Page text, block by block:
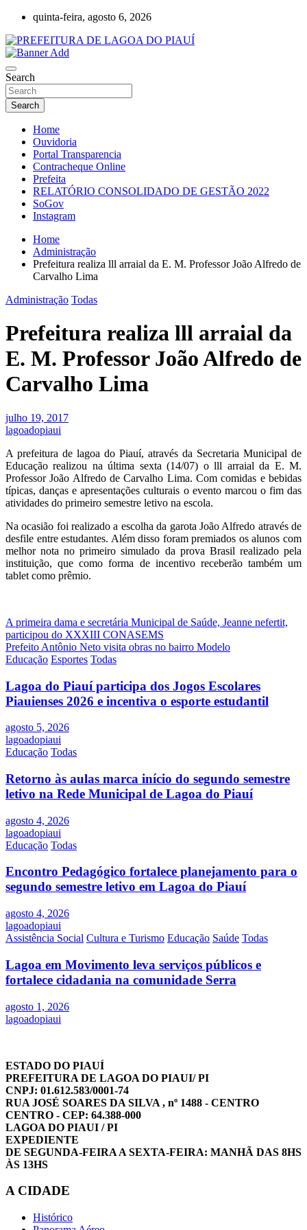
Skip
content
quinta-feira, agosto 6, 2026
PREFEITURA DE LAGOA DO PIAUÍ
Search
Search
Home
Ouvidoria
Portal Transparencia
Contracheque Online
Prefeita
RELATÓRIO CONSOLIDADO DE GESTÃO 2022
SoGov
Instagram
Home
Administração
Prefeitura realiza lll arraial da E. M. Professor João Alfredo de
Carvalho Lima
Administração Todas
Prefeitura realiza lll arraial da
E. M. Professor João Alfredo de
Carvalho Lima
julho 19, 2017
lagoadopiaui
A prefeitura de lagoa do Piauí, através da Secretaria Municipal de
Educação realizou na última sexta (14/07) o lll arraial da E. M.
Professor João Alfredo de Carvalho Lima. Com comidas e bebidas
típicas, danças e apresentações culturais o evento marcou o fim das
atividades do primeiro semestre letivo na escola.
Na ocasião foi realizado a escolha da garota João Alfredo através de
desfile entre estudantes. Além disso foram premiados os alunos com
melhor nota no primeiro simulado da prova Brasil realizado pela
instituição, que como forma de incentivo receberão também um
tablet como prêmio.
Navegação
de
Post
A primeira dama e secretária Municipal de Saúde, Jeanne nefertit,
participou do XXXIII CONASEMS
Prefeito Antônio Neto visita obras no bairro Modelo
Educação Esportes Todas
Lagoa do Piauí participa dos Jogos Escolares
Piauienses 2026 e incentiva o esporte estudantil
agosto 5, 2026
lagoadopiaui
Educação Todas
Retorno às aulas marca início do segundo semestre
letivo na Rede Municipal de Lagoa do Piauí
agosto 4, 2026
lagoadopiaui
Educação Todas
Encontro Pedagógico fortalece planejamento para o
segundo semestre letivo em Lagoa do Piauí
agosto 4, 2026
lagoadopiaui
Assistência Social Cultura e Turismo Educação Saúde Todas
Lagoa em Movimento leva serviços públicos e
fortalece cidadania na comunidade Serra
agosto 1, 2026
lagoadopiaui
ESTADO DO PIAUÍ
PREFEITURA DE LAGOA DO PIAUI/ PI
CNPJ: 01.612.583/0001-74
RUA JOSÉ SOARES DA SILVA , nº 1488 - CENTRO
CENTRO - CEP: 64.388-000
LAGOA DO PIAUI / PI
EXPEDIENTE
DE SEGUNDA-FEIRA A SEXTA-FEIRA: MANHÃ DAS 8HS
ÀS 13HS
A CIDADE
Histórico